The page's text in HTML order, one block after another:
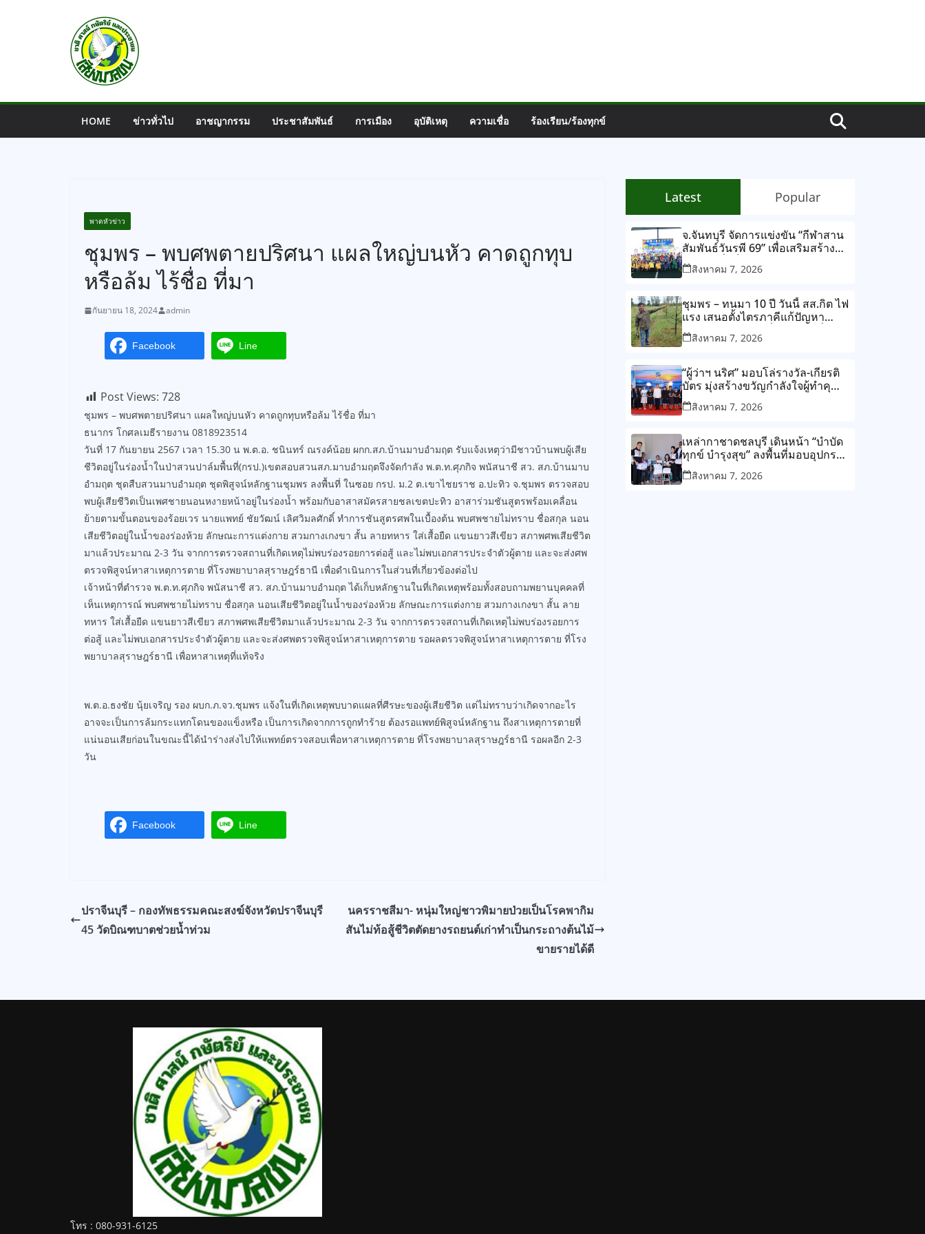
HOME ข่าวทั่วไป อาชญากรรม ประชาสัมพันธ์ การเมือง อุบัติเหตุ ความเชื่อ ร้องเรียน/ร้องทุกข์
พาดหัวข่าว
ชุมพร – พบศพตายปริศนา แผลใหญ่บนหัว คาดถูกทุบ
หรือล้ม ไร้ชื่อ ที่มา
กันยายน 18, 2024 admin
Facebook Line
Post Views: 728
ชุมพร – พบศพตายปริศนา แผลใหญ่บนหัว คาดถูกทุบหรือล้ม ไร้ชื่อ ที่มา
ธนากร โกศลเมธีรายงาน 0818923514
วันที่ 17 กันยายน 2567 เวลา 15.30 น พ.ต.อ. ชนินทร์ ณรงค์น้อย ผกก.สภ.บ้านมาบอำมฤต รับแจ้งเหตุว่ามีชาวบ้านพบผู้เสีย
ชีวิตอยู่ในร่องน้ำในป่าสวนปาล์มพื้นที่(กรป.)เขตสอบสวนสภ.มาบอำมฤตจึงจัดกำลัง พ.ต.ท.ศุภกิจ พนัสนาชี สว. สภ.บ้านมาบ
อำมฤต ชุดสืบสวนมาบอำมฤต ชุดพิสูจน์หลักฐานชุมพร ลงพื้นที่ ในซอย กรป. ม.2 ต.เขาไชยราช อ.ปะทิว จ.ชุมพร ตรวจสอบ
พบผู้เสียชีวิตเป็นเพศชายนอนหงายหน้าอยู่ในร่องน้ำ พร้อมกับอาสาสมัครสายชลเขตปะทิว อาสาร่วมชันสูตรพร้อมเคลื่อน
ย้ายตามขั้นตอนของร้อยเวร นายแพทย์ ชัยวัฒน์ เลิศวิมลศักดิ์ ทำการชันสูตรศพในเบื้องต้น พบศพชายไม่ทราบ ชื่อสกุล นอน
เสียชีวิตอยู่ในน้ำของร่องห้วย ลักษณะการแต่งกาย สวมกางเกงขา สั้น ลายทหาร ใส่เสื้อยืด แขนยาวสีเขียว สภาพศพเสียชีวิต
มาแล้วประมาณ 2-3 วัน จากการตรวจสถานที่เกิดเหตุไม่พบร่องรอยการต่อสู้ และไม่พบเอกสารประจำตัวผู้ตาย และจะส่งศพ
ตรวจพิสูจน์หาสาเหตุการตาย ที่โรงพยาบาลสุราษฎร์ธานี เพื่อดำเนินการในส่วนที่เกี่ยวข้องต่อไป
เจ้าหน้าที่ตำรวจ พ.ต.ท.ศุภกิจ พนัสนาชี สว. สภ.บ้านมาบอำมฤต ได้เก็บหลักฐานในที่เกิดเหตุพร้อมทั้งสอบถามพยานบุคคลที่
เห็นเหตุการณ์ พบศพชายไม่ทราบ ชื่อสกุล นอนเสียชีวิตอยู่ในน้ำของร่องห้วย ลักษณะการแต่งกาย สวมกางเกงขา สั้น ลาย
ทหาร ใส่เสื้อยืด แขนยาวสีเขียว สภาพศพเสียชีวิตมาแล้วประมาณ 2-3 วัน จากการตรวจสถานที่เกิดเหตุไม่พบร่องรอยการ
ต่อสู้ และไม่พบเอกสารประจำตัวผู้ตาย และจะส่งศพตรวจพิสูจน์หาสาเหตุการตาย รอผลตรวจพิสูจน์หาสาเหตุการตาย ที่โรง
พยาบาลสุราษฎร์ธานี เพื่อหาสาเหตุที่แท้จริง
พ.ต.อ.ธงชัย นุ้ยเจริญ รอง ผบก.ภ.จว.ชุมพร แจ้งในที่เกิดเหตุพบบาดแผลที่ศีรษะของผู้เสียชีวิต แต่ไม่ทราบว่าเกิดจากอะไร
อาจจะเป็นการล้มกระแทกโดนของแข็งหรือ เป็นการเกิดจากการถูกทำร้าย ต้องรอแพทย์พิสูจน์หลักฐาน ถึงสาเหตุการตายที่
แน่นอนเสียก่อนในขณะนี้ได้นำร่างส่งไปให้แพทย์ตรวจสอบเพื่อหาสาเหตุการตาย ที่โรงพยาบาลสุราษฎร์ธานี รอผลอีก 2-3
วัน
Facebook Line
ปราจีนบุรี – กองทัพธรรมคณะสงฆ์จังหวัดปราจีนบุรี
45 วัดบิณฑบาตช่วยน้ำท่วม
นครราชสีมา- หนุ่มใหญ่ชาวพิมายป่วยเป็นโรคพากิม
สันไม่ท้อสู้ชีวิตตัดยางรถยนต์เก่าทำเป็นกระถางต้นไม้
ขายรายได้ดี
Latest Popular
จ.จันทบุรี จัดการแข่งขัน “กีฬาสาน
สัมพันธ์วันรพี 69” เพื่อเสริมสร้าง
สุขภาพที่แข็งแรง และความ
สามัคคีร่วมกัน ผ่านการแข่งขัน
สิงหาคม 7, 2026
ชุมพร – ทนมา 10 ปี วันนี้ สส.กิต ไฟ
แรง เสนอตั้งไตรภาคีแก้ปัญหา
โรงงานกับชุมชน ลั่น ต้องแก้ที่ต้น
เหตุไม่ใช่แก้ปลายเหตุไม่รู้จบ
สิงหาคม 7, 2026
“ผู้ว่าฯ นริศ” มอบโล่รางวัล-เกียรติ
บัตร มุ่งสร้างขวัญกำลังใจผู้ทำคุณ
ประโยชน์แก่สังคม
สิงหาคม 7, 2026
เหล่ากาชาดชลบุรี เดินหน้า “บำบัด
ทุกข์ บำรุงสุข” ลงพื้นที่มอบอุปกรณ์
ช่วยเหลือและถุงยังชีพแก่ผู้ยากไร้
สิงหาคม 7, 2026
โทร : 080-931-6125